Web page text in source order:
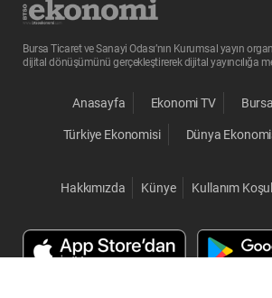
Bursa Ticaret ve Sanayi Odası’nın Kurumsal yayın
dijital dönüşümünü gerçekleştirerek dijital yayıncılığa
Anasayfa Ekonomi TV
Türkiye Ekonomisi Dünya
Hakkımızda Künye Kullanım